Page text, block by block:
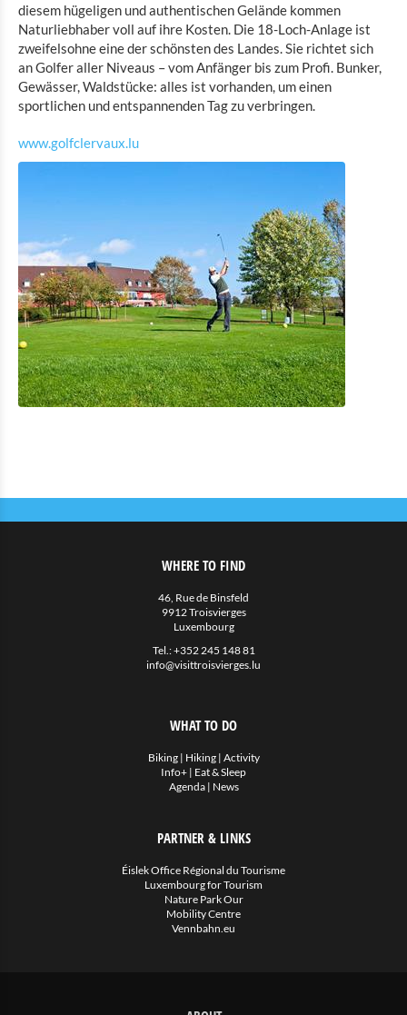
Das Haus des Naturpark Our in Hosingen
Die Ausstellung „The Family of Man“ in Clervaux
Die Burg Vianden
Das Kloster in Cinqfontaines
Die Kupfermine in Stolzembourg
Das AquaNat’Our in Hosingen
Park Sënnesräich Lullange
Kultur & Museen
Shopping
Mobilität in Troisvierges
diesem hügeligen und authentischen Gelände kommen
Naturliebhaber voll auf ihre Kosten. Die 18-Loch-Anlage ist
zweifelsohne eine der schönsten des Landes. Sie richtet sich
an Golfer aller Niveaus – vom Anfänger bis zum Profi. Bunker,
Gewässer, Waldstücke: alles ist vorhanden, um einen
sportlichen und entspannenden Tag zu verbringen.
www.golfclervaux.lu
WHERE TO FIND
46, Rue de Binsfeld
9912 Troisvierges
Luxembourg
Tel.:+352 245 148 81
info@visittroisvierges.lu
WHAT TO DO
Biking| Hiking| Activity
Info+ | Eat & Sleep
Agenda| News
PARTNER & LINKS
Éislek Office Régional du Tourisme
Luxembourg for Tourism
Nature Park Our
Mobility Centre
Vennbahn.eu